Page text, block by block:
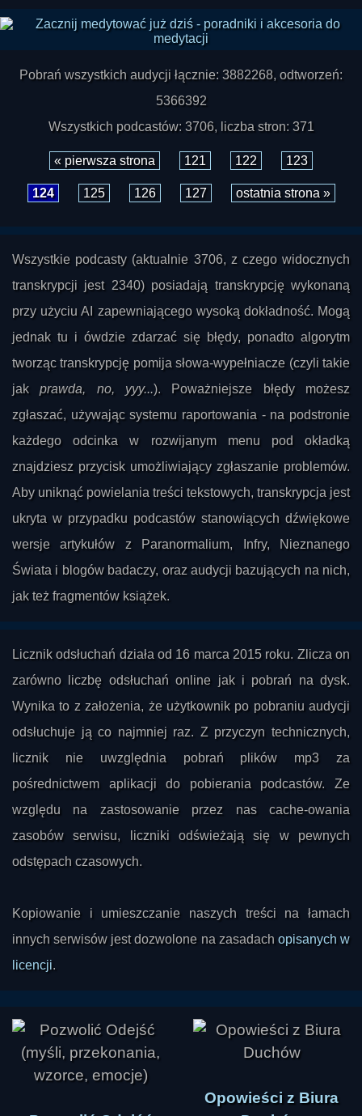
Pobrań wszystkich audycji łącznie: 3882268, odtworzeń:
5366392
Wszystkich podcastów: 3706, liczba stron: 371
« pierwsza strona 121 122 123
124 125 126 127 ostatnia strona »
Wszystkie podcasty (aktualnie 3706, z czego widocznych
transkrypcji jest 2340) posiadają transkrypcję wykonaną
przy użyciu AI zapewniającego wysoką dokładność. Mogą
jednak tu i ówdzie zdarzać się błędy, ponadto algorytm
tworząc transkrypcję pomija słowa-wypełniacze (czyli takie
jakprawda, no, yyy...). Poważniejsze błędy możesz
zgłaszać, używając systemu raportowania - na podstronie
każdego odcinka w rozwijanym menu pod okładką
znajdziesz przycisk umożliwiający zgłaszanie problemów.
Aby uniknąć powielania treści tekstowych, transkrypcja jest
ukryta w przypadku podcastów stanowiących dźwiękowe
wersje artykułów z Paranormalium, Infry, Nieznanego
Świata i blogów badaczy, oraz audycji bazujących na nich,
jak też fragmentów książek.
Licznik odsłuchań działa od 16 marca 2015 roku. Zlicza on
zarówno liczbę odsłuchań online jak i pobrań na dysk.
Wynika to z założenia, że użytkownik po pobraniu audycji
odsłuchuje ją co najmniej raz. Z przyczyn technicznych,
licznik nie uwzględnia pobrań plików mp3 za
pośrednictwem aplikacji do pobierania podcastów. Ze
względu na zastosowanie przez nas cache-owania
zasobów serwisu, liczniki odświeżają się w pewnych
odstępach czasowych.
Kopiowanie i umieszczanie naszych treści na łamach
innych serwisów jest dozwolone na zasadach opisanych w
licencji.
Opowieści z Biura